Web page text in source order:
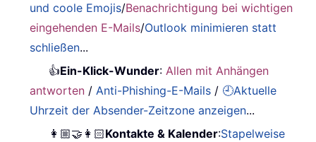
und coole Emojis/Benachrichtigung bei wichtigen
eingehenden E-Mails/Outlook minimieren statt
schließen...
👍Ein-Klick-Wunder:Allen mit Anhängen
antworten /Anti-Phishing-E-Mails / 🕘Aktuelle
Uhrzeit der Absender-Zeitzone anzeigen...
👩🏼‍🤝‍👩🏻Kontakte & Kalender:Stapelweise